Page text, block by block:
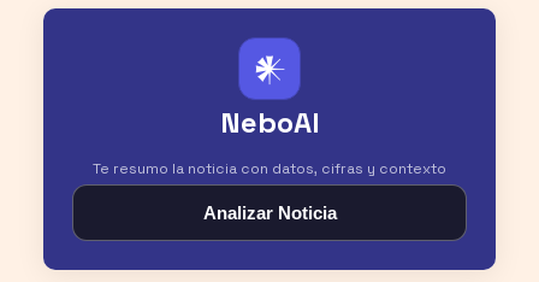
𒀭
NeboAI
Te resumo la noticia con datos, cifras y contexto
Analizar Noticia